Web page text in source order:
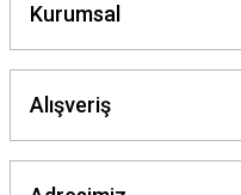
Kurumsal
Alışveriş